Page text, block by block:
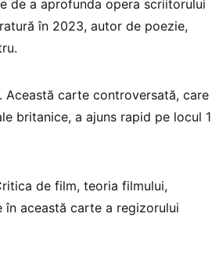
de a aprofunda opera scriitorului
în 2023, autor de poezie,
Această carte controversată, care
britanice, a ajuns rapid pe locul 1
de film, teoria filmului,
această carte a regizorului